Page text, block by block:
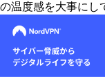
の温度感を大事にし